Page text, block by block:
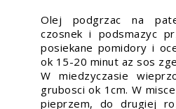
Olej podgrzac na
czosnek i podsmazyc
posiekane pomidory i
ok 15-20 minut az sos
W miedzyczasie
grubosci ok 1cm. W
pieprzem, do drugiej